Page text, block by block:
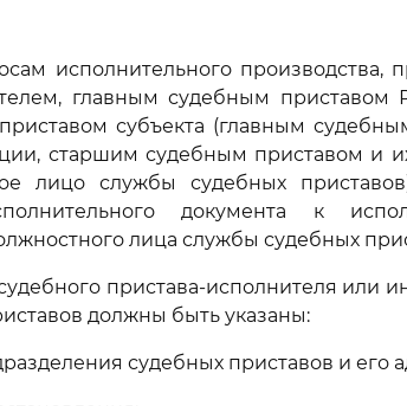
исполнительного производства,
главным судебным приставом
субъекта (главным
старшим судебным приставом и
лицо службы судебных
документа к
лица службы судебных
пристава-исполнителя или
должны быть указаны:
судебных приставов и его